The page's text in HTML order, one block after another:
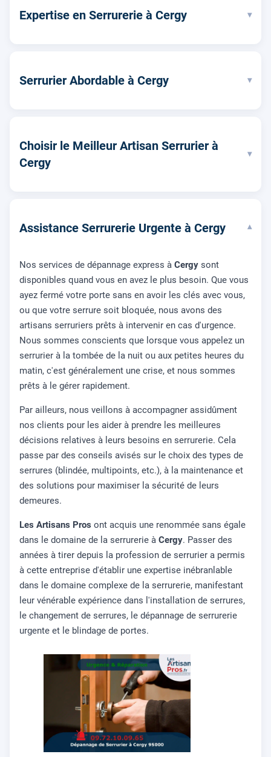
Expertise en Serrurerie à Cergy ▾
Serrurier Abordable à Cergy ▾
Choisir le Meilleur Artisan Serrurier à
Cergy
▾
Assistance Serrurerie Urgente à Cergy ▾
Nos services de dépannage express à Cergy sont
disponibles quand vous en avez le plus besoin. Que vous
ayez fermé votre porte sans en avoir les clés avec vous,
ou que votre serrure soit bloquée, nous avons des
artisans serruriers prêts à intervenir en cas d'urgence.
Nous sommes conscients que lorsque vous appelez un
serrurier à la tombée de la nuit ou aux petites heures du
matin, c'est généralement une crise, et nous sommes
prêts à le gérer rapidement.
Par ailleurs, nous veillons à accompagner assidûment
nos clients pour les aider à prendre les meilleures
décisions relatives à leurs besoins en serrurerie. Cela
passe par des conseils avisés sur le choix des types de
serrures (blindée, multipoints, etc.), à la maintenance et
des solutions pour maximiser la sécurité de leurs
demeures.
Les Artisans Pros ont acquis une renommée sans égale
dans le domaine de la serrurerie à Cergy. Passer des
années à tirer depuis la profession de serrurier a permis
à cette entreprise d'établir une expertise inébranlable
dans le domaine complexe de la serrurerie, manifestant
leur vénérable expérience dans l'installation de serrures,
le changement de serrures, le dépannage de serrurerie
urgente et le blindage de portes.